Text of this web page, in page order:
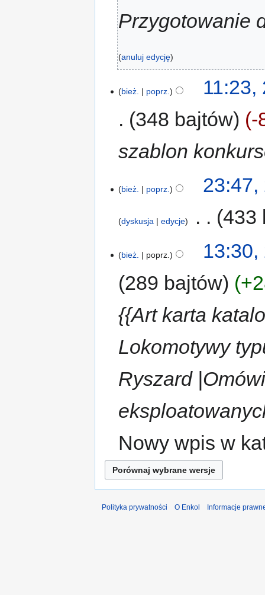
Przygotowanie
anuluj edycję
bież. poprz.
11:23,
348 bajtów
-
szablon
bież. poprz. 23:47,
dyskusja edycje 433
bież. poprz.
13:30,
289 bajtów
{{Art karta
Lokomotywy
Ryszard
Nowy wpis w
Polityka prywatności O Enkol Informacje